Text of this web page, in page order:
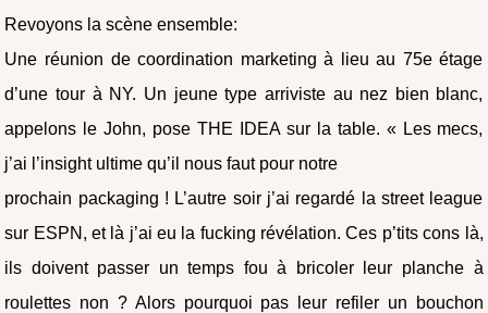
Revoyons la scène ensemble:
Une réunion de coordination marketing à lieu au 75e étage
d’une tour à NY. Un jeune type arriviste au nez bien blanc,
appelons le John, pose THE IDEA sur la table. « Les mecs,
j’ai l’insight ultime qu’il nous faut pour notre
prochain packaging ! L’autre soir j’ai regardé la street league
sur ESPN, et là j’ai eu la fucking révélation. Ces p’tits cons là,
ils doivent passer un temps fou à bricoler leur planche à
roulettes non ? Alors pourquoi pas leur refiler un bouchon